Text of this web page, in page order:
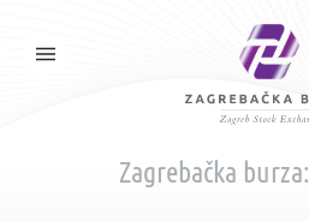
Zagrebačka burza: